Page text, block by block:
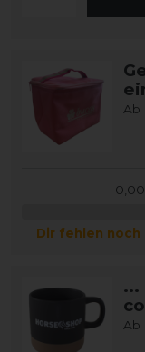
Ab
Dir fehlen noch
...
Ab